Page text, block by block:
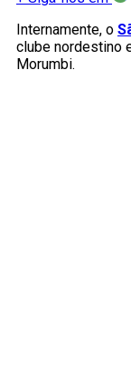
Internamente, o
clube nordestino
Morumbi.